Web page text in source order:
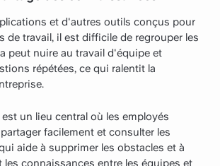
et d'autres outils conçus pour
de travail, il est difficile de regrouper les
peut nuire au travail d'équipe et
répétées, ce qui ralentit la
un lieu central où les employés
facilement et consulter les
aide à supprimer les obstacles et à
connaissances entre les équipes et